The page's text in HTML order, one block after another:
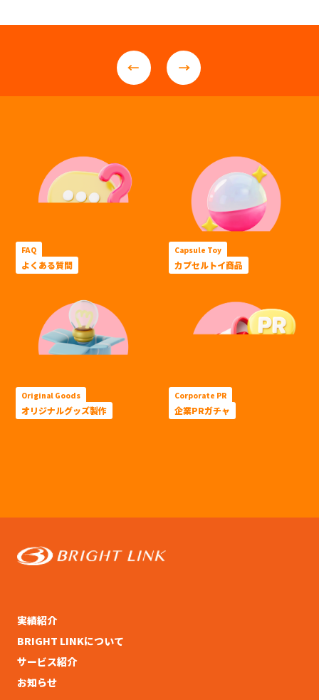
FAQ
よくある質問
Capsule Toy
カプセルトイ商品
Original Goods
オリジナルグッズ製作
Corporate PR
企業PRガチャ
実績紹介
BRIGHT LINKについて
サービス紹介
お知らせ